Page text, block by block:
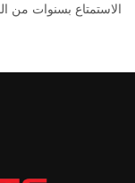
الاستمتاع بسنوات من